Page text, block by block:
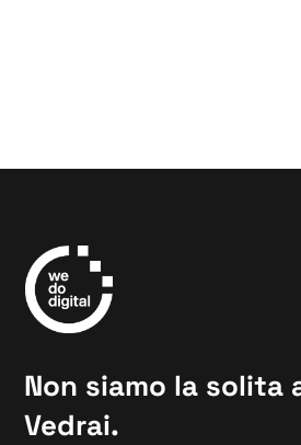
Non siamo la solita
Vedrai.